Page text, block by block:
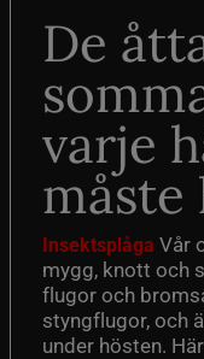
De
varje
måste
Insektsplåga Vår
mygg, knott och
flugor och
styngflugor, och
under hösten.